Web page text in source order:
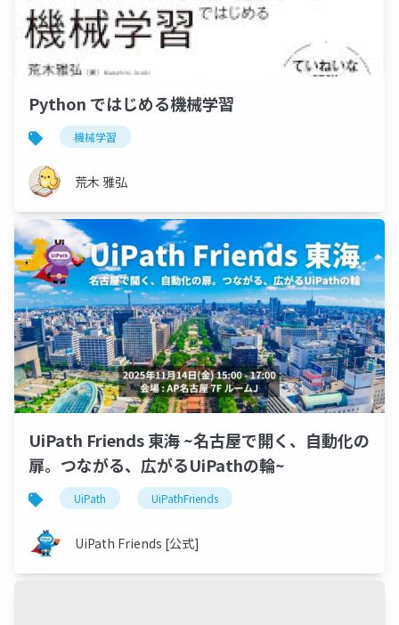
Python ではじめる機械学習
機械学習
荒木 雅弘
UiPath Friends 東海 ~名古屋で開く、自動化の
扉。つながる、広がるUiPathの輪~
UiPath UiPathFriends
UiPath Friends [公式]